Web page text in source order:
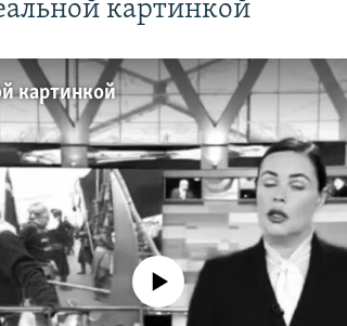
картинкой
картинкой
No media source currently available